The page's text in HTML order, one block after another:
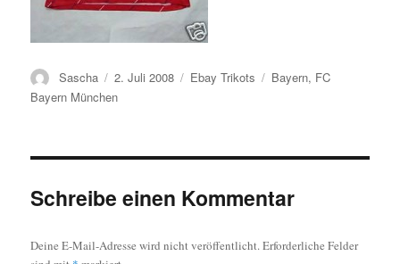
Autor
Sascha
Veröffentlicht
am
2. Juli 2008 Kategorien
Ebay Trikots Schlagwörter
Bayern, FC
Bayern München
Schreibe einen Kommentar
Deine E-Mail-Adresse wird nicht veröffentlicht.Erforderliche Felder